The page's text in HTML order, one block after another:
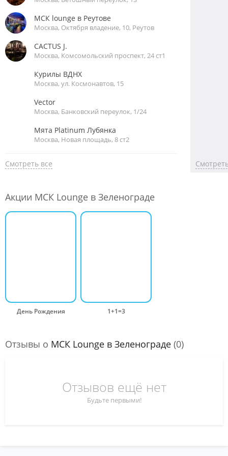
МСК lounge в Реутове
Москва, Октября владение, 10, Реутов
CACTUS J.
Москва, Комсомольский проспект, 24 ст1
Курилы ВДНХ
Москва, ул. Космонавтов, 15
Vector
Москва, Банковский переулок, 1/24
Мята Platinum Лубянка
Москва, Новая площадь, 8 ст2
Смотреть все
Акции МСК Lounge в Зеленограде
День Рождения 1+1=3
Отзывы о МСК Lounge в Зеленограде (0)
Отзывов ещё нет
Будьте первыми!